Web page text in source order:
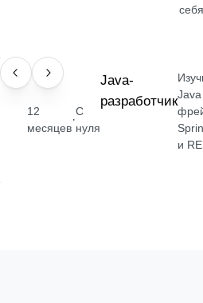
ПРОФЕССИЯ
12
месяцев
·
С
нуля
Java-
разработчикJava
и